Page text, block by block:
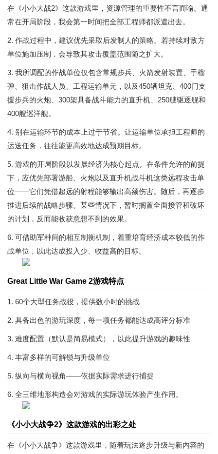
在《小小大战2》这款游戏里，资源管理的重要性不言而喻。通
常在开局阶段，我会第一时间把全部工程师都派遣出去。
2. 作战过程中，建议优先采取后发制人的策略。若持续对敌方
单位施加压制，会导致其攻击覆盖范围随之扩大。
3. 我所调配的作战单位仅包含常规步兵、火箭发射装置、手榴
弹、狙击作战人员、工程运输单元，以及450辆坦克、400门支
援步兵的火炮、300架具备战斗能力的直升机、250艘驱逐舰和
400艘巡洋舰。
4. 别在运输环节的成本上过于节省。让运输单位承担工程师的
运送任务，往往能更高效地达成预期目标。
5. 游戏的开局阶段以发展经济为核心起点。在条件允许的前提
下，应优先部署游船、火炮以及直升机战斗机这类远程攻击单
位——它们凭借超远的射程能够输出高额伤害。随后，再逐步
推进后续的战略步骤。某些情况下，暂时搁置全面接管和破坏
的计划，反而能收获意想不到的效果。
6. 可借助军种间的相互制衡机制，着重培育经济成本较低的作
战单位，以此达成投入少、收益高的目标。
Great Little War Game 2游戏特点
1. 60个大型任务战役，提供数小时的挑战
2. 具备出色的游玩深度，每一项任务都能达成高评分标准
3. 难度配置（默认是简易模式），以此提升游戏的趣味性
4. 丰富多样的可解锁与升级单位
5. 纵向与横向视角——依据实际需求进行捕捉
6. 全三维地形构造会对游戏的实际游玩体验产生作用。
《小小大战争2》这款游戏的出彩之处
在《小小大战争》这款游戏里，随着玩法逐步升级与新内容的